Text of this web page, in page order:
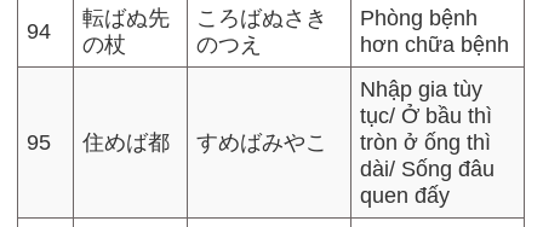
94
転ばぬ先
の杖
ころばぬさき
のつえ
Phòng bệnh
hơn chữa bệnh
95 住めば都 すめばみやこ
Nhập gia tùy
tục/ Ở bầu thì
tròn ở ống thì
dài/ Sống đâu
quen đấy